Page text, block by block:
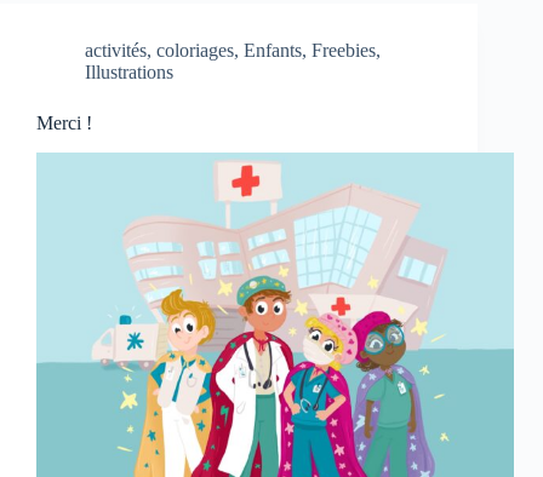
activités, coloriages, Enfants, Freebies,
Illustrations
Merci !